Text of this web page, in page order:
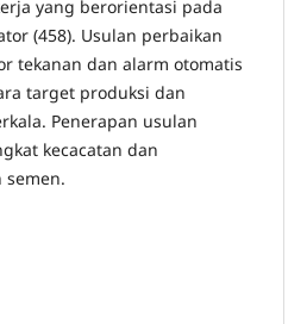
yang berorientasi pada
(458). Usulan perbaikan
tekanan dan alarm otomatis
target produksi dan
Penerapan usulan
kecacatan dan
semen.